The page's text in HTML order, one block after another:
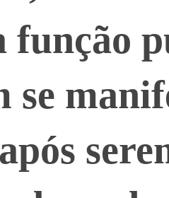
função
se